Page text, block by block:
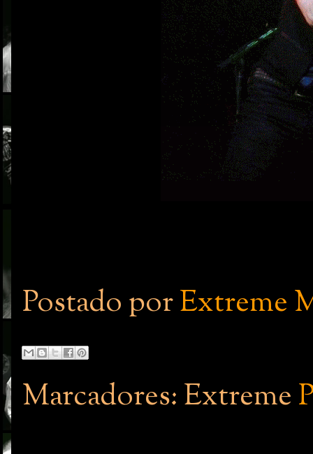
Postado porExtreme
Marcadores: Extreme